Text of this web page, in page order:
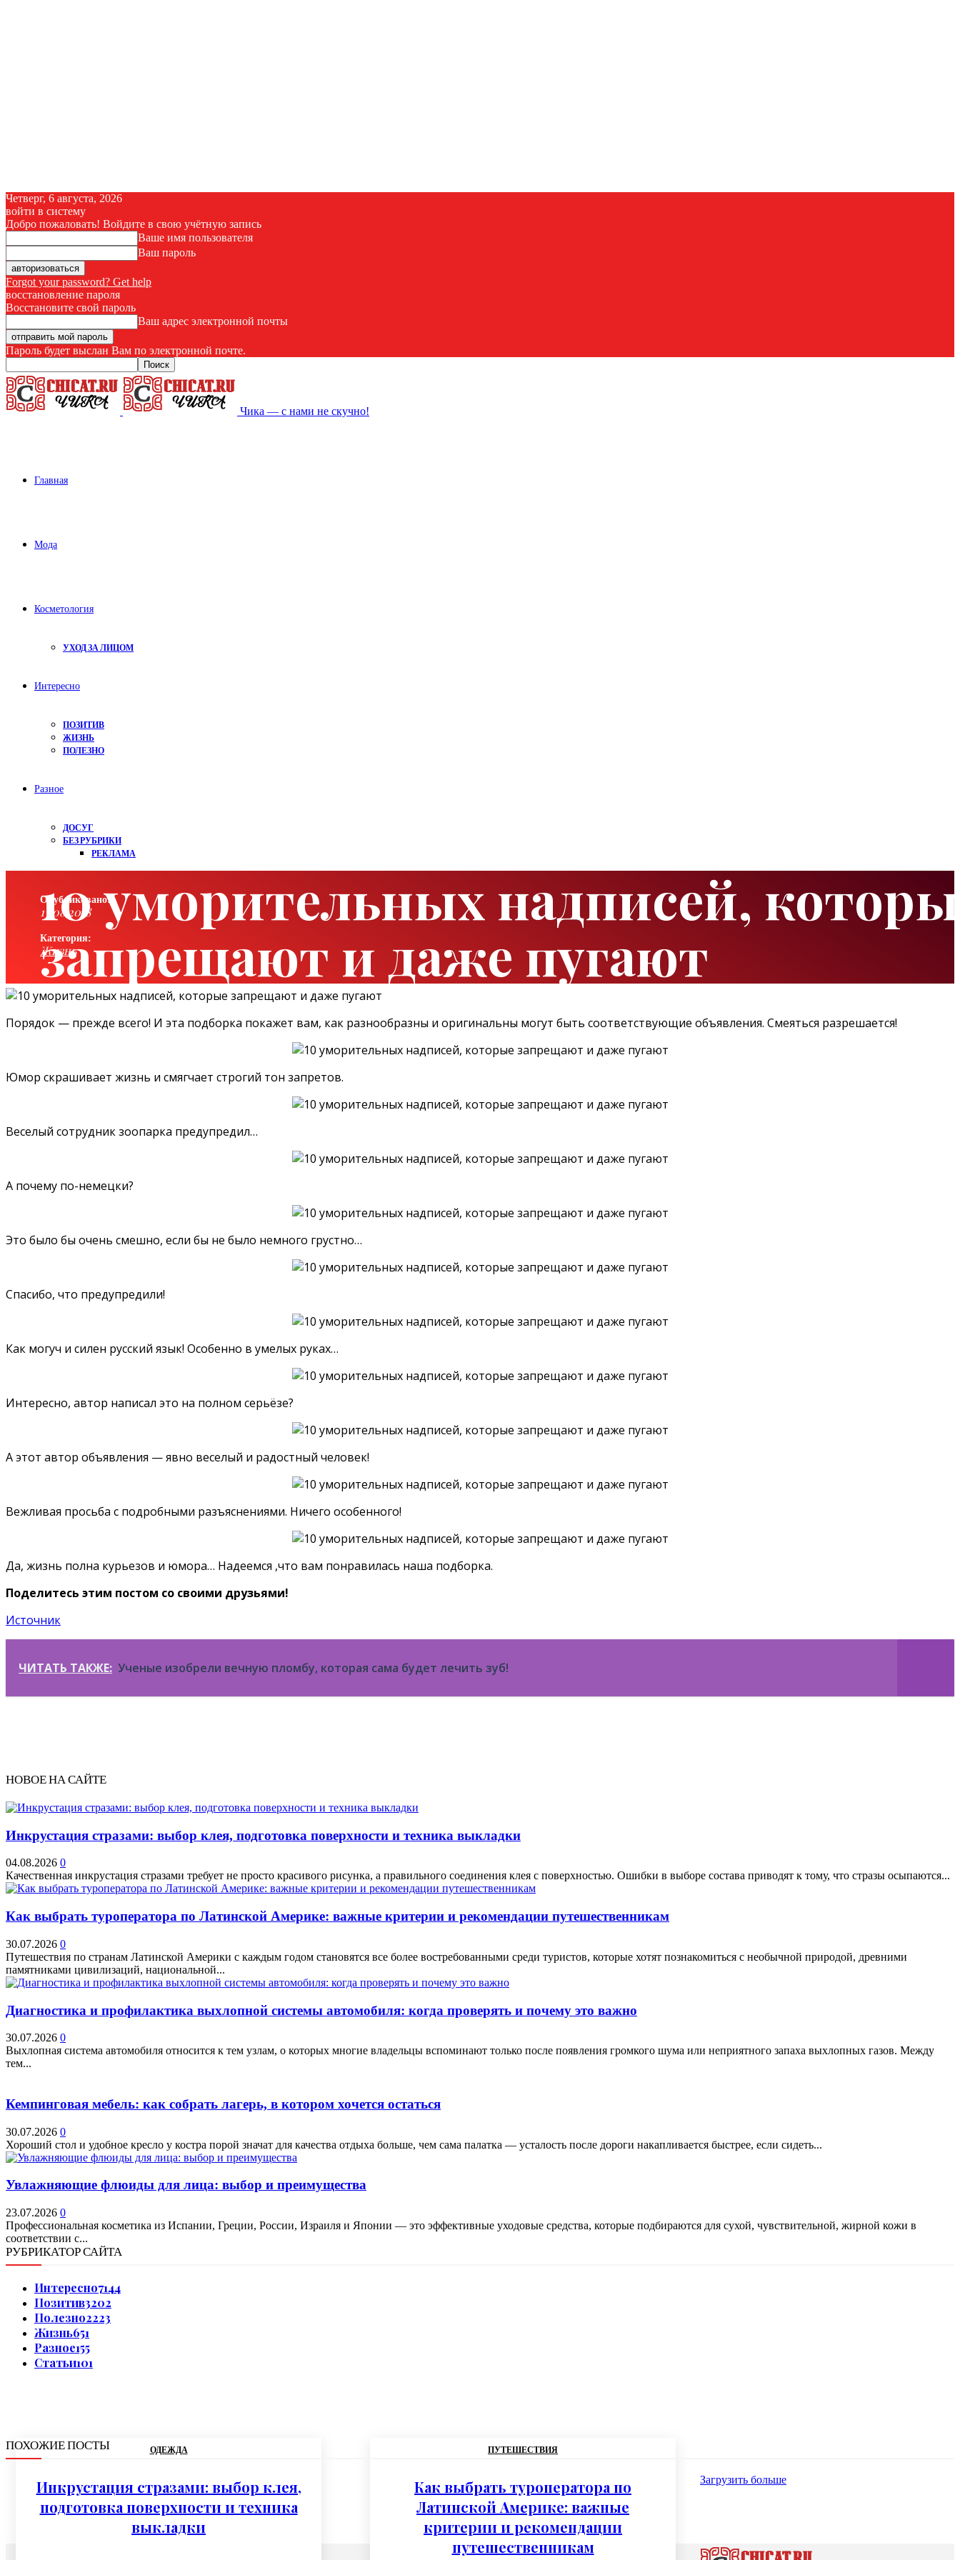
Четверг, 6 августа, 2026
войти в систему
Добро пожаловать! Войдите в свою учётную запись
Ваше имя пользователя
Ваш пароль
Forgot your password? Get help
восстановление пароля
Восстановите свой пароль
Ваш адрес электронной почты
Пароль будет выслан Вам по электронной почте.
Чика — с нами не скучно!
Главная
Мода
Косметология
УХОД ЗА ЛИЦОМ
Интересно
ПОЗИТИВ
ЖИЗНЬ
ПОЛЕЗНО
Разное
ДОСУГ
БЕЗ РУБРИКИ
РЕКЛАМА
10 уморительных надписей,
запрещают и даже пугают
Опубликовано:
13.08.2018
Категория:
Жизнь
Порядок — прежде всего! И эта подборка покажет вам, как разнообразны и оригинальны могут быть соответствующие объявления. Смеяться разрешается!
Юмор скрашивает жизнь и смягчает строгий тон запретов.
Веселый сотрудник зоопарка предупредил…
А почему по-немецки?
Это было бы очень смешно, если бы не было немного грустно…
Спасибо, что предупредили!
Как могуч и силен русский язык! Особенно в умелых руках…
Интересно, автор написал это на полном серьёзе?
А этот автор объявления — явно веселый и радостный человек!
Вежливая просьба с подробными разъяснениями. Ничего особенного!
Да, жизнь полна курьезов и юмора… Надеемся ,что вам понравилась наша подборка.
Поделитесь этим постом со своими друзьями!
Источник
ЧИТАТЬ ТАКЖЕ: Ученые изобрели вечную пломбу, которая сама будет лечить зуб!
НОВОЕ НА САЙТЕ
Инкрустация стразами: выбор клея, подготовка поверхности и техника выкладки
04.08.2026 0
Качественная инкрустация стразами требует не просто красивого рисунка, а правильного соединения клея с поверхностью. Ошибки в выборе состава приводят к тому, что стразы осыпаются...
Как выбрать туроператора по Латинской Америке: важные критерии и рекомендации путешественникам
30.07.2026 0
Путешествия по странам Латинской Америки с каждым годом становятся все более востребованными среди туристов, которые хотят познакомиться с необычной природой, древними
памятниками цивилизаций, национальной...
Диагностика и профилактика выхлопной системы автомобиля: когда проверять и почему это важно
30.07.2026 0
Выхлопная система автомобиля относится к тем узлам, о которых многие владельцы вспоминают только после появления громкого шума или неприятного запаха выхлопных газов. Между
тем...
Кемпинговая мебель: как собрать лагерь, в котором хочется остаться
30.07.2026 0
Хороший стол и удобное кресло у костра порой значат для качества отдыха больше, чем сама палатка — усталость после дороги накапливается быстрее, если сидеть...
Увлажняющие флюиды для лица: выбор и преимущества
23.07.2026 0
Профессиональная косметика из Испании, Греции, России, Израиля и Японии — это эффективные уходовые средства, которые подбираются для сухой, чувствительной, жирной кожи в
соответствии с...
РУБРИКАТОР САЙТА
Интересно7144
Позитив3202
Полезно2223
Жизнь651
Разное155
Статьи101
ПОХОЖИЕ ПОСТЫ ОДЕЖДА
Инкрустация стразами: выбор клея,
подготовка поверхности и техника
выкладки
ПУТЕШЕСТВИЯ
Как выбрать туроператора по
Латинской Америке: важные
критерии и рекомендации
путешественникам
Загрузить больше